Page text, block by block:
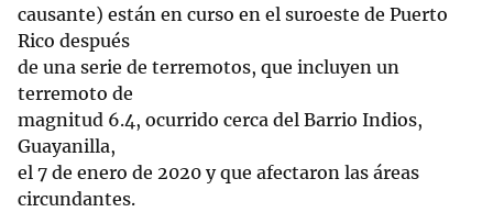
causante) están en curso en el suroeste de Puerto
Rico después
de una serie de terremotos, que incluyen un
terremoto de
magnitud 6.4, ocurrido cerca del Barrio Indios,
Guayanilla,
el 7 de enero de 2020 y que afectaron las áreas
circundantes.